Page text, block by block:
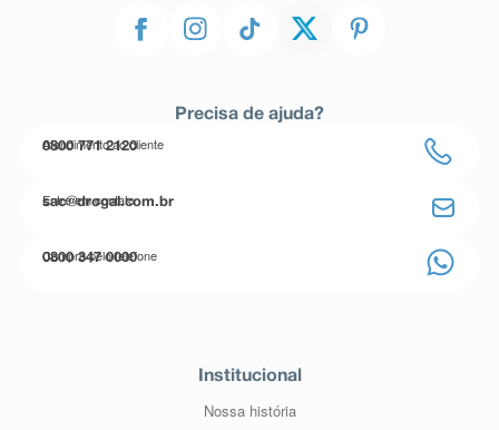
Precisa de ajuda?
Atendimento ao cliente
0800 771 2120
Entre em contato
sac@drogal.com.br
Compre pelo telefone
0800 347 0000
Institucional
Nossa história